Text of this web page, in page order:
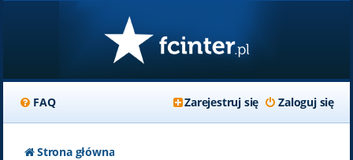
FAQ Zaloguj się
Zarejestruj się
Strona główna